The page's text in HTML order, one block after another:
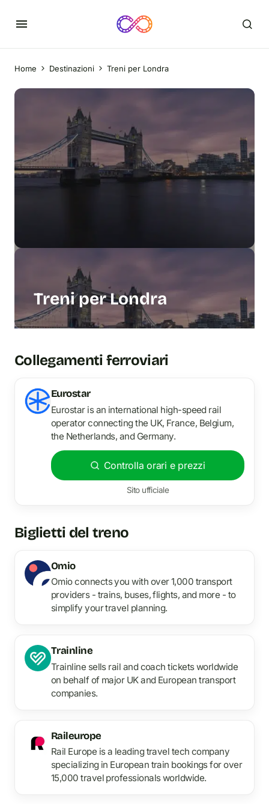
Home Destinazioni Treni per Londra
Treni per Londra
Collegamenti ferroviari
Eurostar
Eurostar is an international high-speed rail
operator connecting the UK, France, Belgium,
the Netherlands, and Germany.
Controlla orari e prezzi
Sito ufficiale
Biglietti del treno
Omio
Omio connects you with over 1,000 transport
providers - trains, buses, flights, and more - to
simplify your travel planning.
Trainline
Trainline sells rail and coach tickets worldwide
on behalf of major UK and European transport
companies.
Raileurope
Rail Europe is a leading travel tech company
specializing in European train bookings for over
15,000 travel professionals worldwide.